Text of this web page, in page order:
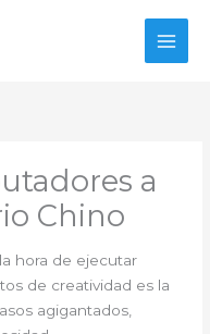
a
Chino
hora de ejecutar
de creatividad es la
agigantados,